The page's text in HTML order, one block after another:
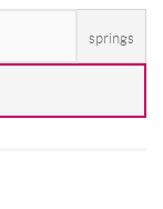
springs